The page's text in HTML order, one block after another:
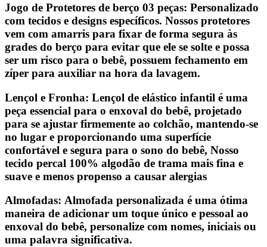
Jogo de Protetores de berço 03 peças: Personalizado
com tecidos e designs específicos. Nossos protetores
vem com amarris para fixar de forma segura às
grades do berço para evitar que ele se solte e possa
ser um risco para o bebê, possuem fechamento em
zíper para auxiliar na hora da lavagem.
Lençol e Fronha: Lençol de elástico infantil é uma
peça essencial para o enxoval do bebê, projetado
para se ajustar firmemente ao colchão, mantendo-se
no lugar e proporcionando uma superfície
confortável e segura para o sono do bebê, Nosso
tecido percal 100% algodão de trama mais fina e
suave e menos propenso a causar alergias
Almofadas: Almofada personalizada é uma ótima
maneira de adicionar um toque único e pessoal ao
enxoval do bebê, personalize com nomes, iniciais ou
uma palavra significativa.